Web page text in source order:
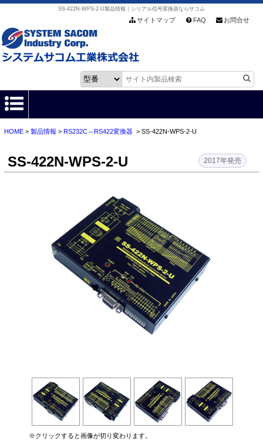
SS-422N-WPS-2-U製品情報｜シリアル信号変換器ならサコム
サイトマップ FAQ お問合せ
HOME
製品情報
お客様サポート
会社情報
お問い合わせ
HOME> 製品情報 > RS232C⇔RS422変換器> SS-422N-WPS-2-U
SS-422N-WPS-2-U 2017年発売
※クリックすると画像が切り変わります。